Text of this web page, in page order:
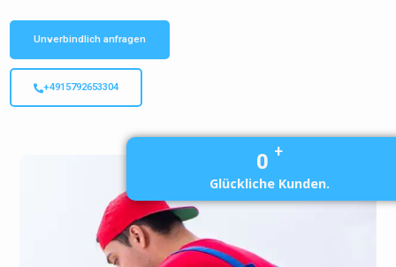
Unverbindlich anfragen
+4915792653304
0 +
Glückliche Kunden.